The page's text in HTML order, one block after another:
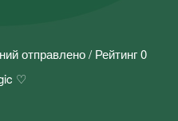
отправлено / Рейтинг 0
♡